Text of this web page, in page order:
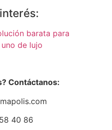
barata para
de lujo
Contáctanos:
40 86